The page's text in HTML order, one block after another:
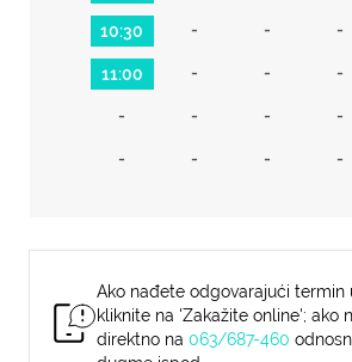
10:30
11:00
-
-
-
-
-
-
-
-
-
-
-
-
-
-
Ako nađete odgovarajući termin
kliknite na 'Zakažite online'; ako
direktno na 063/687-460